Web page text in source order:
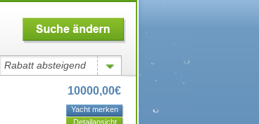
Rabatt absteigend
10000,00€
Yacht merken
Detailansicht